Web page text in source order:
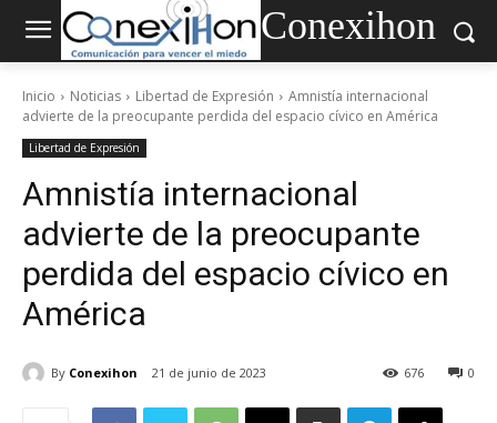
Conexihon
Inicio Noticias Libertad de Expresión
Amnistía internacional
advierte de la preocupante perdida del espacio cívico en América
Libertad de Expresión
Amnistía internacional
advierte de la preocupante
perdida del espacio cívico en
América
By Conexihon 21 de junio de 2023 0
676